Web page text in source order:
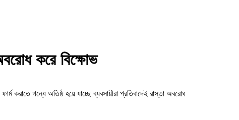
করে বিক্ষোভ
করাতে গন্ধে অতিষ্ঠ হয়ে যাচ্ছে ব্যবসায়ীরা প্রতিবাদেই রাস্তা অবরোধ